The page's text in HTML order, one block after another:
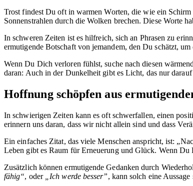
Trost findest Du oft in warmen Worten, die wie ein
Sonnenstrahlen durch die Wolken brechen. Diese Worte
In schweren Zeiten ist es hilfreich, sich an Phrasen zu
ermutigende Botschaft von jemandem, den Du schätzt,
Wenn Du Dich verloren fühlst, suche nach diesen
daran: Auch in der Dunkelheit gibt es Licht, das nur
Hoffnung schöpfen aus
In schwierigen Zeiten kann es oft schwerfallen, einen
erinnern uns daran, dass wir nicht allein sind und dass
Ein einfaches Zitat, das viele Menschen anspricht, ist:
Leben gibt es Raum für Erneuerung und Glück. Wenn
Zusätzlich können ermutigende Gedanken durch
fähig“, oder „Ich werde besser”, kann solch eine